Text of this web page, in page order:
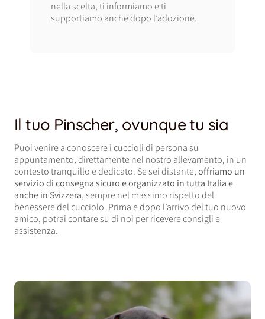
nella scelta, ti informiamo e ti
supportiamo anche dopo l’adozione.
Il tuo Pinscher, ovunque tu sia
Puoi venire a conoscere i cuccioli di persona su
appuntamento, direttamente nel nostro allevamento, in un
contesto tranquillo e dedicato. Se sei distante,offriamo un
servizio di consegna sicuro e organizzato in tutta Italia e
anche in Svizzera, sempre nel massimo rispetto del
benessere del cucciolo. Prima e dopo l’arrivo del tuo nuovo
amico, potrai contare su di noi per ricevere consigli e
assistenza.